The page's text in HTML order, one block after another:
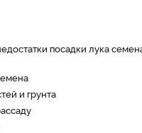
посадки лука
и грунта